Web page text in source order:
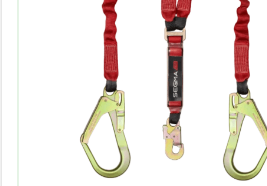
bota agua